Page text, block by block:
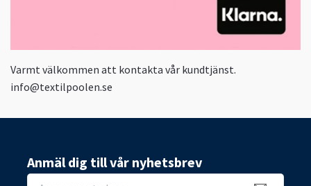
Varmt välkommen att kontakta vår kundtjänst.
info@textilpoolen.se
Anmäl dig till vår nyhetsbrev